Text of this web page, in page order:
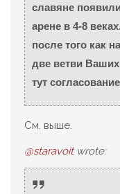
славяне
арене в 4-8
после того как
две ветви
тут
См. выше.
@staravoitwrote: